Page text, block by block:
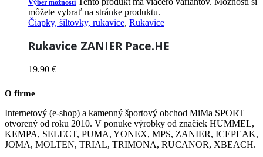
Výber možností
môžete vybrať na stránke produktu.
Čiapky, šiltovky, rukavice, Rukavice
Rukavice ZANIER Pace.HE
19.90 €
O firme
Internetový (e-shop) a kamenný športový obchod MiMa SPORT
otvorený od roku 2010. V ponuke výrobky od značiek HUMMEL,
KEMPA, SELECT, PUMA, YONEX, MPS, ZANIER, ICEPEAK,
JOMA, MOLTEN, TRIAL, TRIMONA, RUCANOR, XBEACH.